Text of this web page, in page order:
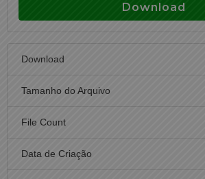
Download
Download
Tamanho do Arquivo
File Count
Data de Criação